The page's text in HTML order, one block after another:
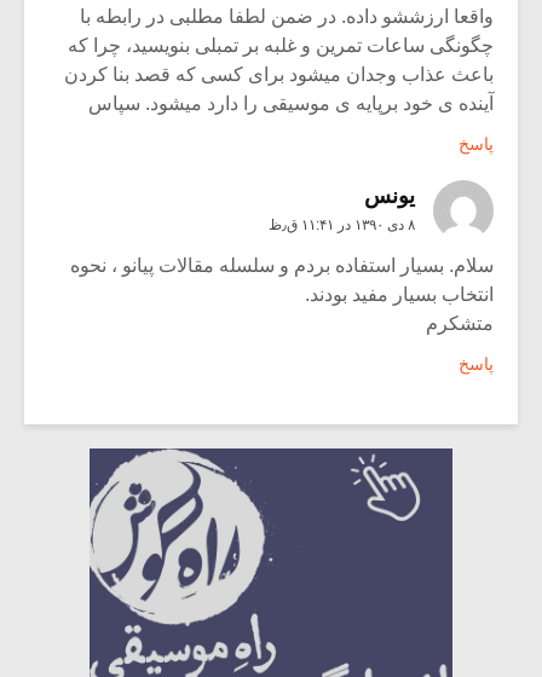
واقعا ارزششو داده. در ضمن لطفا مطلبی در رابطه با
چگونگی ساعات تمرین و غلبه بر تمبلی بنویسید، چرا که
باعث عذاب وجدان میشود برای کسی که قصد بنا کردن
آینده ی خود برپایه ی موسیقی را دارد میشود. سپاس
پاسخ
یونس
۸ دی ۱۳۹۰ در ۱۱:۴۱ ق٫ظ
سلام. بسیار استفاده بردم و سلسله مقالات پیانو ، نحوه
انتخاب بسیار مفید بودند.
متشکرم
پاسخ